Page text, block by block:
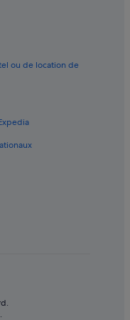
ou de location de